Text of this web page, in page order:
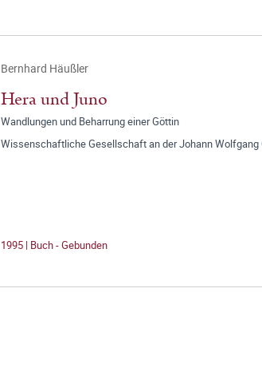
Bernhard Häußler
Hera und Juno
Wandlungen und Beharrung einer Göttin
Wissenschaftliche Gesellschaft an der Johann
1995 | Buch - Gebunden